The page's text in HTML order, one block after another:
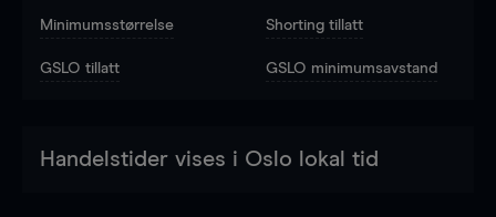
Minimumsstørrelse Shorting tillatt
GSLO tillatt GSLO minimumsavstand
Handelstider vises i Oslo lokal tid